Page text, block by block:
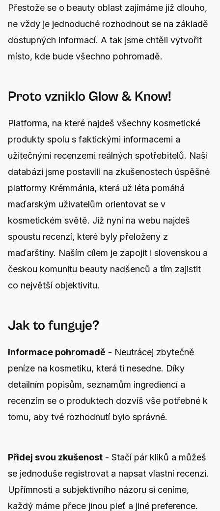
Přestože se o beauty oblast zajímáme již dlouho,
ne vždy je jednoduché rozhodnout se na základě
dostupných informací. A tak jsme chtěli vytvořit
místo, kde bude všechno pohromadě.
Proto vzniklo Glow & Know!
Platforma, na které najdeš všechny kosmetické
produkty spolu s faktickými informacemi a
užitečnými recenzemi reálných spotřebitelů. Naši
databázi jsme postavili na zkušenostech úspěšné
platformy Krémmánia, která už léta pomáhá
maďarským uživatelům orientovat se v
kosmetickém světě. Již nyní na webu najdeš
spoustu recenzí, které byly přeloženy z
maďarštiny. Naším cílem je zapojit i slovenskou a
českou komunitu beauty nadšenců a tím zajistit
co největší objektivitu.
Jak to funguje?
Informace pohromadě - Neutrácej zbytečně
peníze na kosmetiku, která ti nesedne. Díky
detailním popisům, seznamům ingrediencí a
recenzím se o produktech dozvíš vše potřebné k
tomu, aby tvé rozhodnutí bylo správné.
Přidej svou zkušenost - Stačí pár kliků a můžeš
se jednoduše registrovat a napsat vlastní recenzi.
Upřímnosti a subjektivního názoru si ceníme,
každý máme přece jinou pleť a jiné preference.